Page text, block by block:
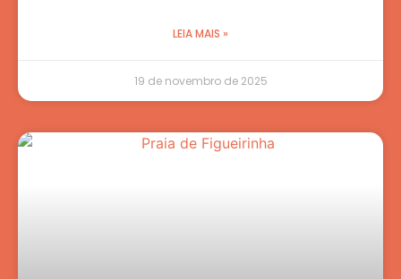
LEIA MAIS »
19 de novembro de 2025